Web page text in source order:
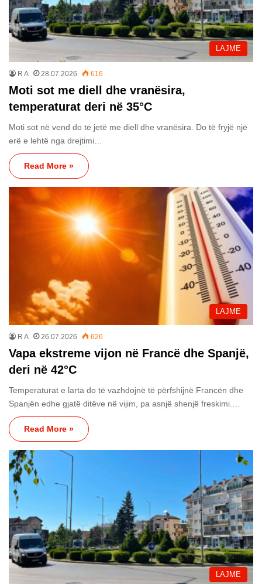
LAJME
R A 28.07.2026 616
Moti sot me diell dhe vranësira,
temperaturat deri në 35°C
Moti sot në vend do të jetë me diell dhe vranësira. Do të fryjë një
erë e lehtë nga drejtimi…
Read More »
LAJME
R A 26.07.2026 626
Vapa ekstreme vijon në Francë dhe Spanjë,
deri në 42°C
Temperaturat e larta do të vazhdojnë të përfshijnë Francën dhe
Spanjën edhe gjatë ditëve në vijim, pa asnjë shenjë freskimi.…
Read More »
LAJME